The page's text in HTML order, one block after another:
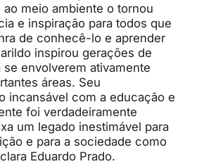
ao meio ambiente o tornou
e inspiração para todos que
de conhecê-lo e aprender
inspirou gerações de
se envolverem ativamente
áreas. Seu
incansável com a educação e
foi verdadeiramente
um legado inestimável para
e para a sociedade como
Eduardo Prado.